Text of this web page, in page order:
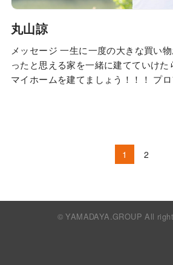
丸山諒
メッセージ 一生に一度の大きな買い
ったと思える家を一緒に建てていけ
マイホームを建てましょう！！！ プ
1 2
© YAMADAYA.GROUP All